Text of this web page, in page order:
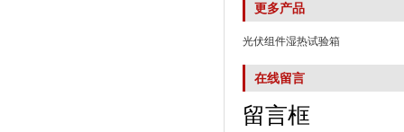
更多产品
光伏组件湿热试验箱
在线留言
留言框